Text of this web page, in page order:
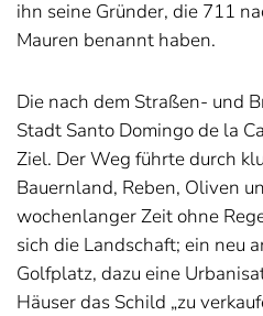
ihn seine Gründer, die 711
Mauren benannt haben.
Die nach dem Straßen- und
Stadt Santo Domingo de la
Ziel. Der Weg führte durch
Bauernland, Reben, Oliven
wochenlanger Zeit ohne
sich die Landschaft; ein neu
Golfplatz, dazu eine
Häuser das Schild „zu